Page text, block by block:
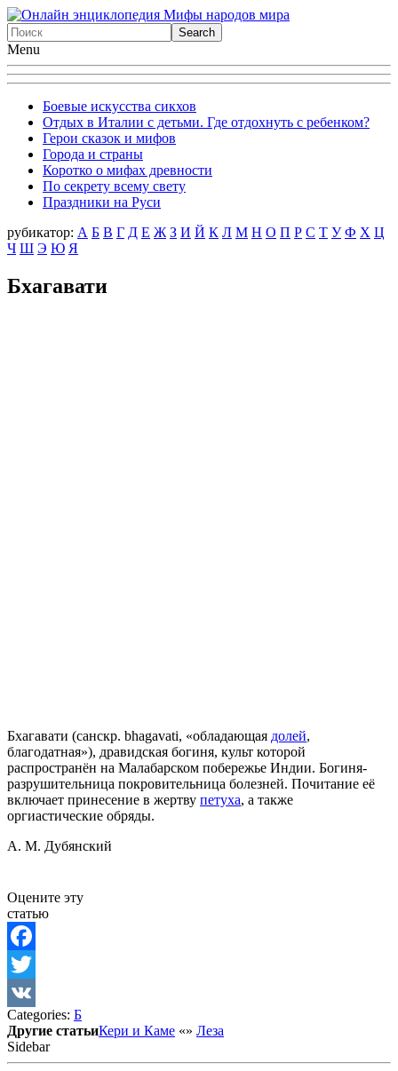
Menu
Боевые искусства сикхов
Отдых в Италии с детьми. Где отдохнуть с ребенком?
Герои сказок и мифов
Города и страны
Коротко о мифах древности
По секрету всему свету
Праздники на Руси
рубикатор: А Б В Г Д Е Ж З И Й К Л М Н О П Р С Т У Ф X Ц
Ч Ш Э Ю Я
Бхагавати
Бхагавати (санскр. bhagavati, «обладающая долей,
благодатная»), дравидская богиня, культ которой
распространён на Малабарском побережье Индии. Богиня-
разрушительница покровительница болезней. Почитание её
включает принесение в жертву петуха, а также
оргиастические обряды.
А. М. Дубянский
Оцените эту
статью
Facebook
Twitter
VK
Categories: Б
Другие статьиКери и Каме «» Леза
Sidebar